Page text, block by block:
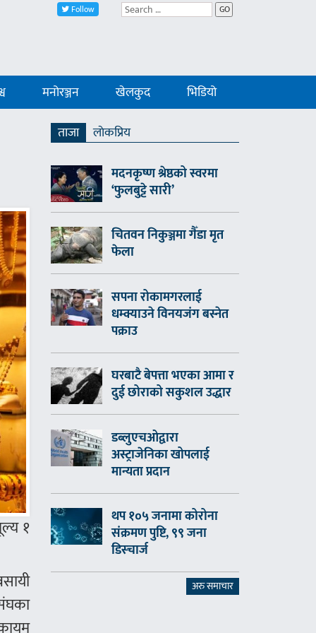
Follow GO
मनोरञ्जन खेलकुद भिडियो
१
ताजा
लाेकप्रिय
मदनकृष्ण श्रेष्ठको स्वरमा
‘फुलबुट्टे सारी’
चितवन निकुञ्जमा गैँडा मृत
फेला
सपना रोकामगरलाई
धम्क्याउने विनयजंग बस्नेत
पक्राउ
घरबाटै बेपत्ता भएका आमा र
दुई छोराको सकुशल उद्धार
डब्लुएचओद्वारा
अस्ट्राजेनिका खोपलाई
मान्यता प्रदान
थप १०५ जनामा कोरोना
संक्रमण पुष्टि, ९९ जना
डिस्चार्ज
अरु समाचार